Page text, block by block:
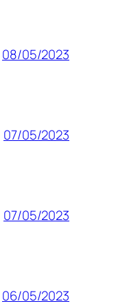
08/05/2023
07/05/2023
07/05/2023
06/05/2023